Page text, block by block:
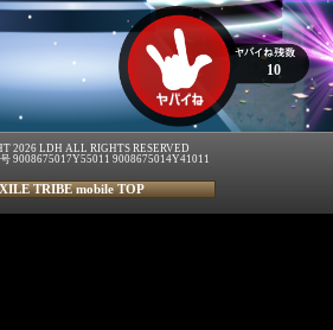
10
2026 LDH ALL RIGHTS RESERVED
9008675017Y55011 9008675014Y41011
TRIBE mobile TOP